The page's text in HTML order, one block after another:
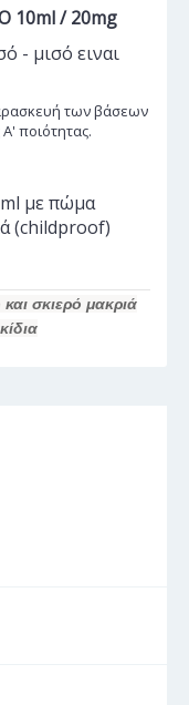
10ml / 20mg
- μισό ειναι
των βάσεων
ποιότητας.
με πώμα
(childproof)
σκιερό μακριά